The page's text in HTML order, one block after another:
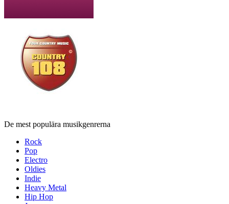
De mest populära musikgenrerna
Rock
Pop
Electro
Oldies
Indie
Heavy Metal
Hip Hop